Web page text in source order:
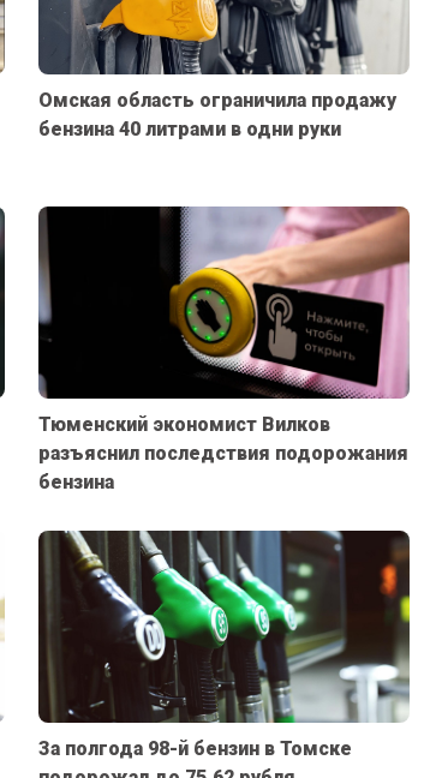
Омская область ограничила продажу
бензина 40 литрами в одни руки
Тюменский экономист Вилков
разъяснил последствия подорожания
бензина
За полгода 98-й бензин в Томске